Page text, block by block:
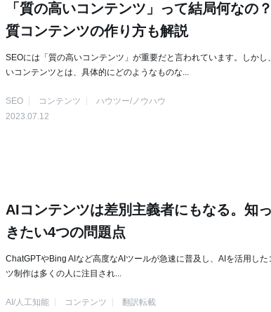
「質の高いコンテンツ」って結局何なの
質コンテンツの作り方も解説
SEOには「質の高いコンテンツ」が重要だと言われています。しかし
いコンテンツとは、具体的にどのようなものな...
SEO コンテンツ
ハウツー/ノウハウ
2023.07.12
AIコンテンツは差別主義者にもなる。知
きたい4つの問題点
ChatGPTやBing AIなど高度なAIツールが急速に普及し、AIを活用した
ツ制作は多くの人に注目され...
AI/人工知能 コンテンツ
翻訳転載